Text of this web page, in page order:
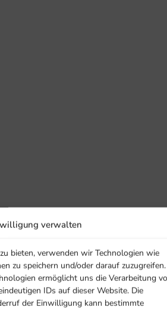
verwalten
bieten, verwenden wir Technologien wie
zu speichern und/oder darauf zuzugreifen.
ermöglicht uns die Verarbeitung
IDs auf dieser Website. Die
der Einwilligung kann bestimmte